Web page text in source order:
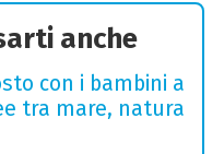
anche
con i bambini a
tra mare, natura